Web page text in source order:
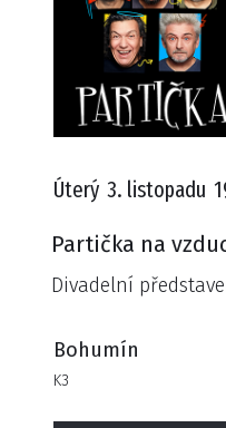
Úterý 3. listopadu
Partička na
Divadelní
Bohumín
K3